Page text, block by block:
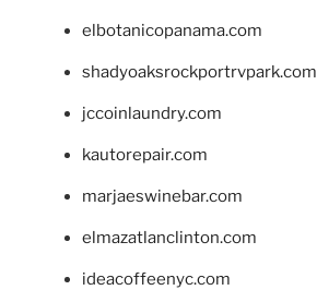
elbotanicopanama.com
shadyoaksrockportrvpark.com
jccoinlaundry.com
kautorepair.com
marjaeswinebar.com
elmazatlanclinton.com
ideacoffeenyc.com